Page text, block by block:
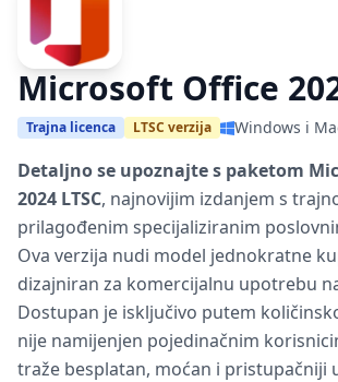
Microsoft Office
Trajna licenca LTSC verzija Windows i
Detaljno se upoznajte s paketom
2024 LTSC, najnovijim izdanjem s
prilagođenim specijaliziranim
Ova verzija nudi model jednokratne
dizajniran za komercijalnu upotrebu
Dostupan je isključivo putem
nije namijenjen pojedinačnim
traže besplatan, moćan i pristupačniji